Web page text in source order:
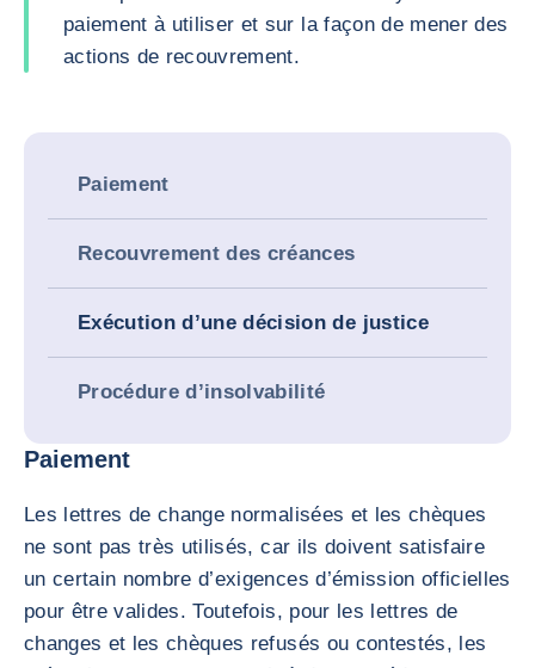
paiement à utiliser et sur la façon de mener des
actions de recouvrement.
Paiement
Recouvrement des créances
Exécution d’une décision de justice
Procédure d’insolvabilité
Paiement
Les lettres de change normalisées et les chèques
ne sont pas très utilisés, car ils doivent satisfaire
un certain nombre d’exigences d’émission officielles
pour être valides. Toutefois, pour les lettres de
changes et les chèques refusés ou contestés, les